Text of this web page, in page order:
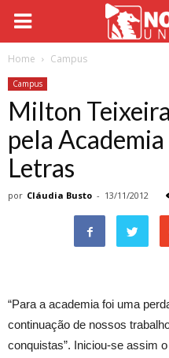
Home Campus
Campus
Milton
pela
Letras
por Cláudia Busto - 13/11/2012
“Para a academia foi uma
continuação de nossos
conquistas”. Iniciou-se assim